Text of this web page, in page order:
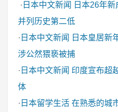
· 日本中文新闻
日本26年
并列历史第二低
· 日本中文新闻
日本皇居新
涉公然猥亵被捕
· 日本中文新闻 印度宣布超
体
· 日本留学生活 在熟悉的城